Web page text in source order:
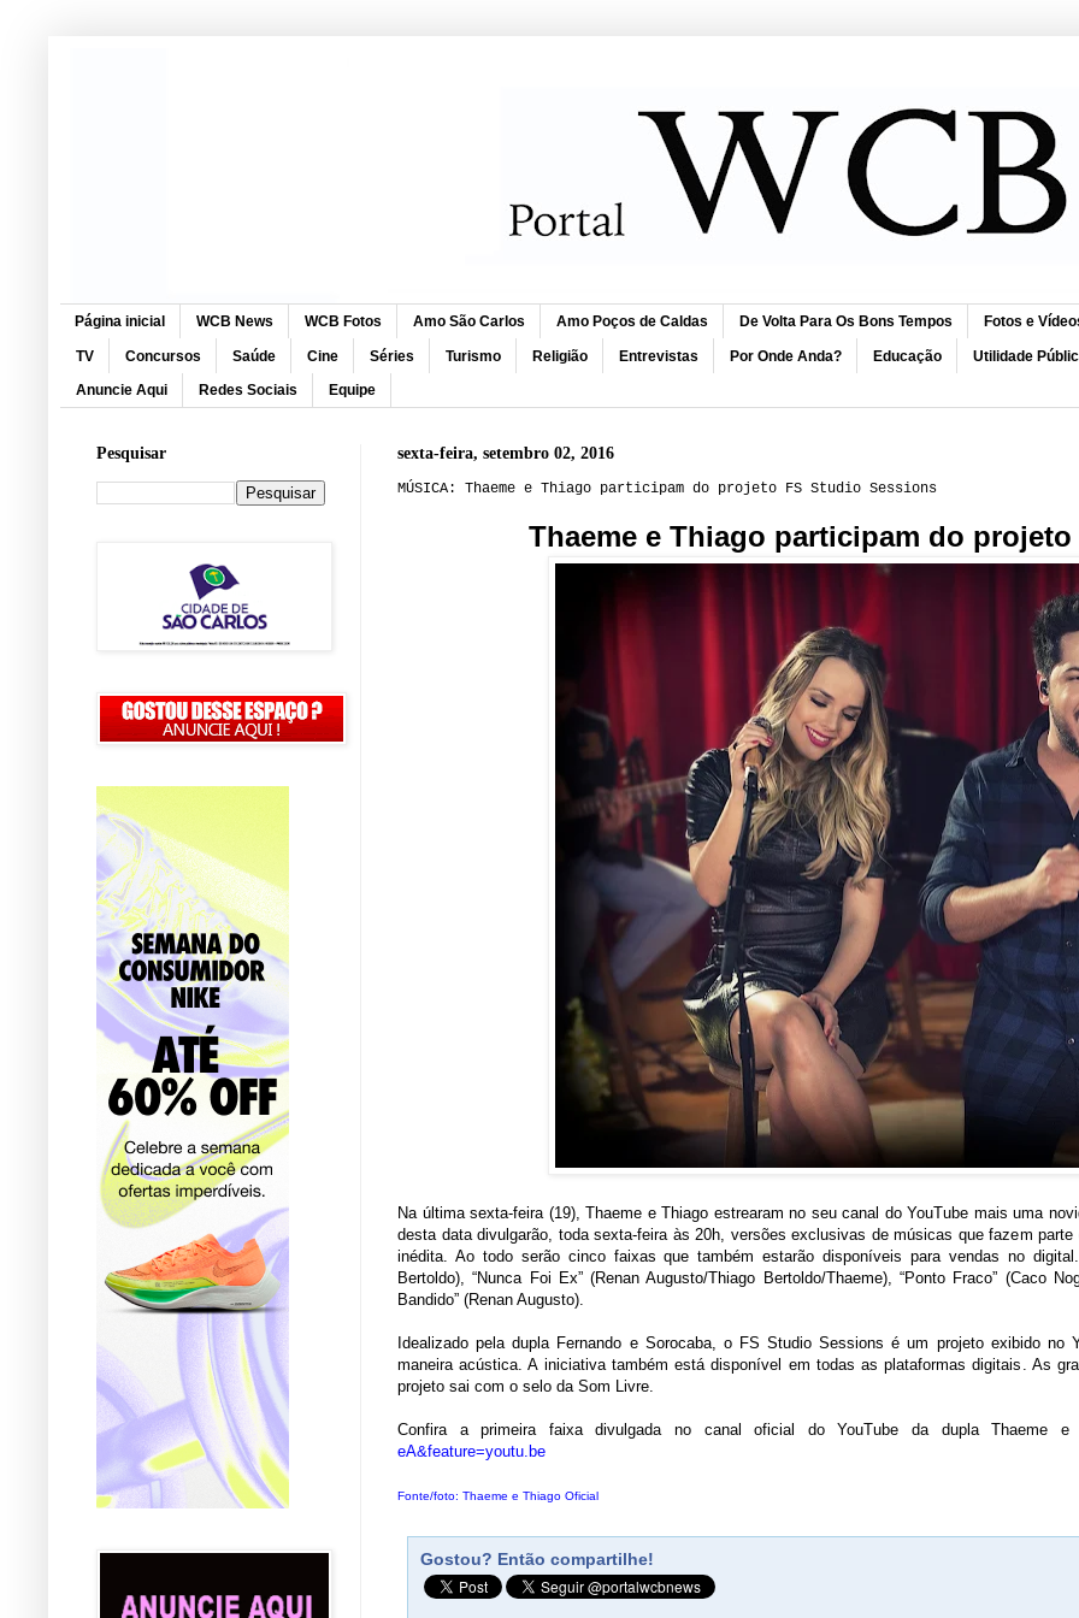
Página inicial WCB News WCB Fotos Amo São Carlos Amo Poços de Caldas De Volta Para Os Bons Tempos Fotos e
TV Concursos Saúde Cine Séries Turismo Religião Entrevistas Por Onde Anda? Educação Utilidade
Anuncie Aqui Redes Sociais Equipe
sexta-feira, setembro 02, 2016
MÚSICA: Thaeme e Thiago participam do projeto FS Studio Sessions
Thaeme e Thiago participam do
Na última sexta-feira (19), Thaeme e Thiago estrearam no seu canal do YouTube mais uma
desta data divulgarão, toda sexta-feira às 20h, versões exclusivas de músicas que fazem
inédita. Ao todo serão cinco faixas que também estarão disponíveis para vendas no
Bertoldo), “Nunca Foi Ex” (Renan Augusto/Thiago Bertoldo/Thaeme), “Ponto Fraco” (Caco
Bandido” (Renan Augusto).
Idealizado pela dupla Fernando e Sorocaba, o FS Studio Sessions é um projeto exibido no
maneira acústica. A iniciativa também está disponível em todas as plataformas digitais. As
projeto sai com o selo da Som Livre.
Confira a primeira faixa divulgada no canal oficial do YouTube da dupla Thaeme e
eA&feature=youtu.be
Fonte/foto: Thaeme e Thiago Oficial
Gostou? Então compartilhe!
Pesquisar